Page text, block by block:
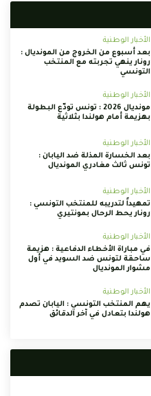
الأخبار الوطنية
بعد أسبوع من الخروج من المونديال :
رونار ينهي تجربته مع المنتخب
التونسي
الأخبار الوطنية
مونديال 2026 : تونس تودّع البطولة
بهزيمة أمام هولندا بثلاثية
الأخبار الوطنية
بعد الخسارة المذلة ضد اليابان :
تونس ثالث مغادري المونديال
الأخبار الوطنية
تمهيداً لتدريبه للمنتخب التونسي :
رونار يحط الرحال بمونتيري
الأخبار الوطنية
في مباراة الأخطاء الدفاعية : هزيمة
ساحقة لتونس ضد السويد في أول
مشوار المونديال
الأخبار الوطنية
يهم المنتخب التونسي : اليابان تصدم
هولندا بتعادل في آخر الدقائق